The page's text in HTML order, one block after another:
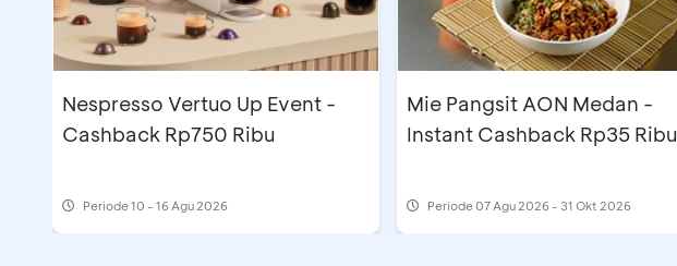
Nespresso Vertuo Up Event -
Cashback Rp750 Ribu
Periode10 - 16 Agu 2026
Mie Pangsit AON Medan -
Instant Cashback Rp35 Ribu
Periode07 Agu 2026 - 31 Okt 2026